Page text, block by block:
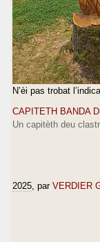
N’èi pas trobat
CAPITETH BANDA
Un capitèth deu
2025 , par VERDIER